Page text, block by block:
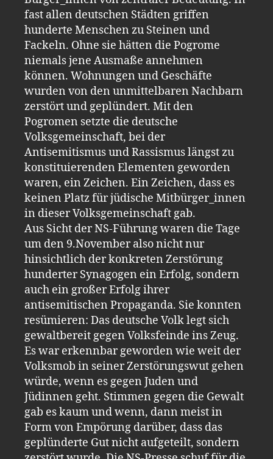
fast allen deutschen Städten griffen
hunderte Menschen zu Steinen und
Fackeln. Ohne sie hätten die Pogrome
niemals jene Ausmaße annehmen
können. Wohnungen und Geschäfte
wurden von den unmittelbaren Nachbarn
zerstört und geplündert. Mit den
Pogromen setzte die deutsche
Volksgemeinschaft, bei der
Antisemitismus und Rassismus längst zu
konstituierenden Elementen geworden
waren, ein Zeichen. Ein Zeichen, dass es
keinen Platz für jüdische Mitbürger_innen
in dieser Volksgemeinschaft gab.
Aus Sicht der NS-Führung waren die Tage
um den 9.November also nicht nur
hinsichtlich der konkreten Zerstörung
hunderter Synagogen ein Erfolg, sondern
auch ein großer Erfolg ihrer
antisemitischen Propaganda. Sie konnten
resümieren: Das deutsche Volk legt sich
gewaltbereit gegen Volksfeinde ins Zeug.
Es war erkennbar geworden wie weit der
Volksmob in seiner Zerstörungswut gehen
würde, wenn es gegen Juden und
Jüdinnen geht. Stimmen gegen die Gewalt
gab es kaum und wenn, dann meist in
Form von Empörung darüber, dass das
geplünderte Gut nicht aufgeteilt, sondern